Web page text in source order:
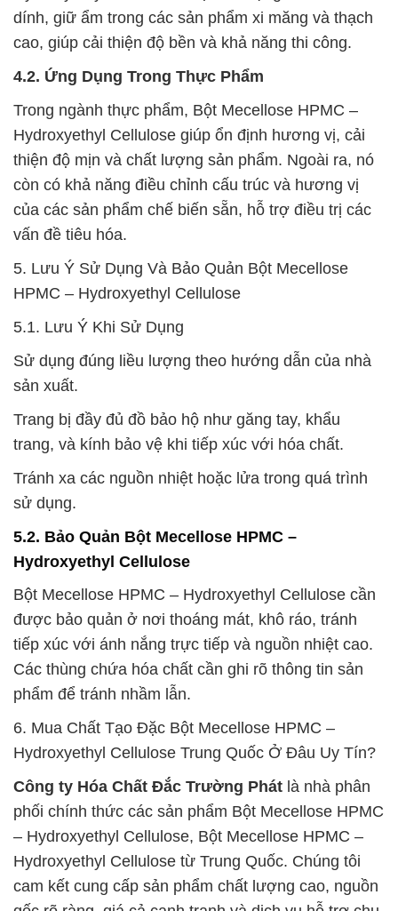
dính, giữ ẩm trong các sản phẩm xi măng và thạch
cao, giúp cải thiện độ bền và khả năng thi công.
4.2. Ứng Dụng Trong Thực Phẩm
Trong ngành thực phẩm, Bột Mecellose HPMC –
Hydroxyethyl Cellulose giúp ổn định hương vị, cải
thiện độ mịn và chất lượng sản phẩm. Ngoài ra, nó
còn có khả năng điều chỉnh cấu trúc và hương vị
của các sản phẩm chế biến sẵn, hỗ trợ điều trị các
vấn đề tiêu hóa.
5. Lưu Ý Sử Dụng Và Bảo Quản Bột Mecellose
HPMC – Hydroxyethyl Cellulose
5.1. Lưu Ý Khi Sử Dụng
Sử dụng đúng liều lượng theo hướng dẫn của nhà
sản xuất.
Trang bị đầy đủ đồ bảo hộ như găng tay, khẩu
trang, và kính bảo vệ khi tiếp xúc với hóa chất.
Tránh xa các nguồn nhiệt hoặc lửa trong quá trình
sử dụng.
5.2. Bảo Quản Bột Mecellose HPMC –
Hydroxyethyl Cellulose
Bột Mecellose HPMC – Hydroxyethyl Cellulose cần
được bảo quản ở nơi thoáng mát, khô ráo, tránh
tiếp xúc với ánh nắng trực tiếp và nguồn nhiệt cao.
Các thùng chứa hóa chất cần ghi rõ thông tin sản
phẩm để tránh nhầm lẫn.
6. Mua Chất Tạo Đặc Bột Mecellose HPMC –
Hydroxyethyl Cellulose Trung Quốc Ở Đâu Uy Tín?
Công ty Hóa Chất Đắc Trường Phát là nhà phân
phối chính thức các sản phẩm Bột Mecellose HPMC
– Hydroxyethyl Cellulose, Bột Mecellose HPMC –
Hydroxyethyl Cellulose từ Trung Quốc. Chúng tôi
cam kết cung cấp sản phẩm chất lượng cao, nguồn